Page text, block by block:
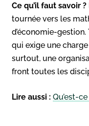
Ce qu’il faut savoir ?
tournée vers les
d’économie-
qui exige une
surtout, une
front toutes les
Lire aussi : Qu’est-